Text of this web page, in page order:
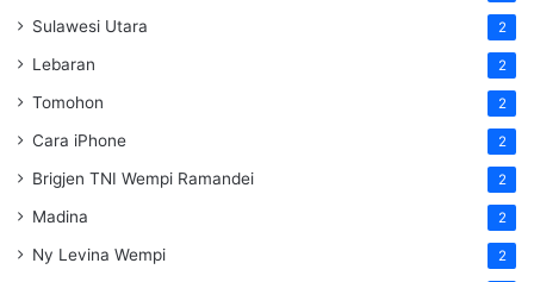
Sulawesi Utara 2
Lebaran 2
Tomohon 2
Cara iPhone 2
Brigjen TNI Wempi Ramandei 2
Madina 2
Ny Levina Wempi 2